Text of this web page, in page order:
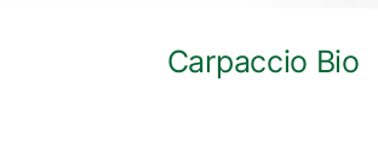
Carpaccio Bio